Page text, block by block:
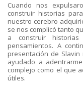
Cuando nos
construir historias
nuestro cerebro
se nos complicó tanto
a construir
pensamientos. A
presentación de
ayudado a
complejo como el que
útiles.